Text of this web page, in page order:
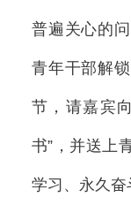
普遍关心的
青年干部解
节，请嘉宾
书”，并送上
学习、永久奋